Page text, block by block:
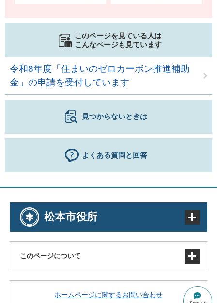
このページを見ている人は
こんなページも見ています
令和8年度「住まいのゼロカーボン推進補助
金」の申請を受付しています
見つからないときは
よくある質問と回答
松本市役所
このページについて
著作権・免責事項・リンク
ホームページに関するお問い合わせ